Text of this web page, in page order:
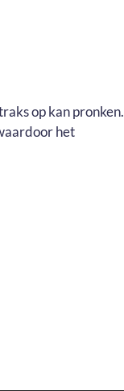
op kan pronken.
het